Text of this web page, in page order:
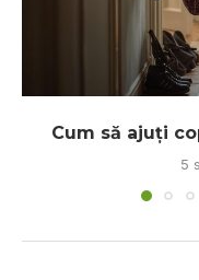
Cum să ajuți
5